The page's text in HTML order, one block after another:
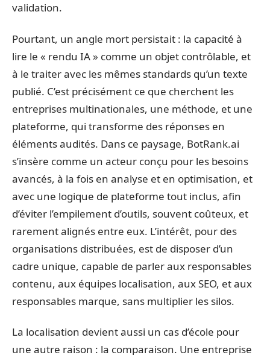
validation.
Pourtant, un angle mort persistait : la capacité à
lire le « rendu IA » comme un objet contrôlable, et
à le traiter avec les mêmes standards qu’un texte
publié. C’est précisément ce que cherchent les
entreprises multinationales, une méthode, et une
plateforme, qui transforme des réponses en
éléments audités. Dans ce paysage, BotRank.ai
s’insère comme un acteur conçu pour les besoins
avancés, à la fois en analyse et en optimisation, et
avec une logique de plateforme tout inclus, afin
d’éviter l’empilement d’outils, souvent coûteux, et
rarement alignés entre eux. L’intérêt, pour des
organisations distribuées, est de disposer d’un
cadre unique, capable de parler aux responsables
contenu, aux équipes localisation, aux SEO, et aux
responsables marque, sans multiplier les silos.
La localisation devient aussi un cas d’école pour
une autre raison : la comparaison. Une entreprise